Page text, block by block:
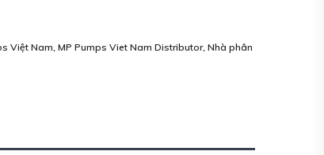
Việt Nam,MP Pumps Viet Nam Distributor,Nhà phân